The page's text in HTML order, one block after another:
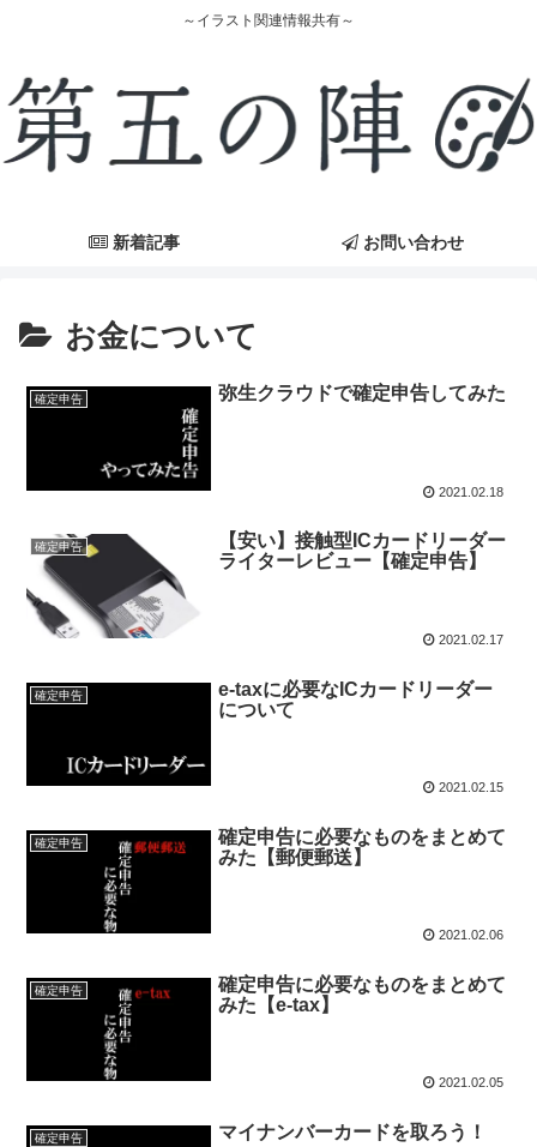
～イラスト関連情報共有～
新着記事 お問い合わせ
お金について
確定申告 弥生クラウドで確定申告してみた
2021.02.18
確定申告
【安い】接触型ICカードリーダー
ライターレビュー【確定申告】
2021.02.17
確定申告
e-taxに必要なICカードリーダー
について
2021.02.15
確定申告
確定申告に必要なものをまとめて
みた【郵便郵送】
2021.02.06
確定申告
確定申告に必要なものをまとめて
みた【e-tax】
2021.02.05
確定申告 マイナンバーカードを取ろう！